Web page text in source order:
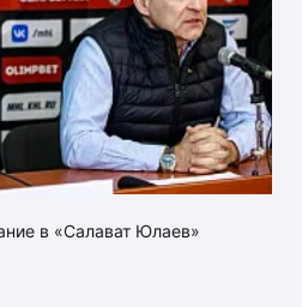
в «Салават Юлаев»